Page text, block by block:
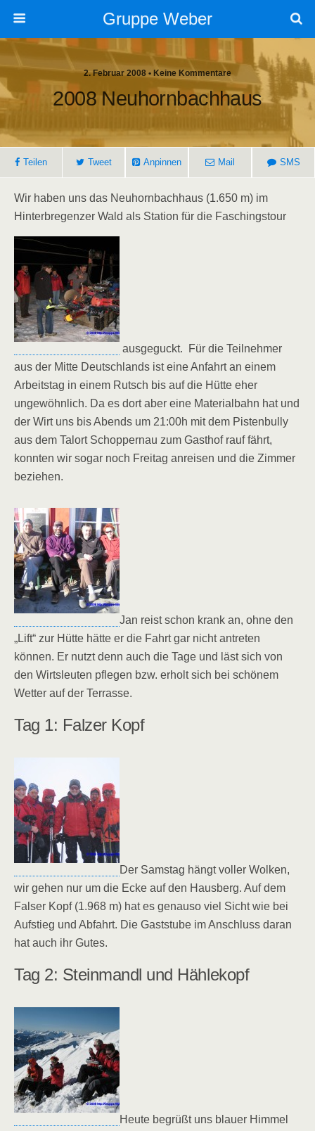
Gruppe Weber
2. Februar 2008 • Keine Kommentare
2008 Neuhornbachhaus
Teilen Tweet Anpinnen Mail SMS
Wir haben uns das Neuhornbachhaus (1.650 m) im
Hinterbregenzer Wald als Station für die Faschingstour
ausgeguckt. Für die Teilnehmer
aus der Mitte Deutschlands ist eine Anfahrt an einem
Arbeitstag in einem Rutsch bis auf die Hütte eher
ungewöhnlich. Da es dort aber eine Materialbahn hat und
der Wirt uns bis Abends um 21:00h mit dem Pistenbully
aus dem Talort Schoppernau zum Gasthof rauf fährt,
konnten wir sogar noch Freitag anreisen und die Zimmer
beziehen.
Jan reist schon krank an, ohne den
„Lift“ zur Hütte hätte er die Fahrt gar nicht antreten
können. Er nutzt denn auch die Tage und läst sich von
den Wirtsleuten pflegen bzw. erholt sich bei schönem
Wetter auf der Terrasse.
Tag 1: Falzer Kopf
Der Samstag hängt voller Wolken,
wir gehen nur um die Ecke auf den Hausberg. Auf dem
Falser Kopf (1.968 m) hat es genauso viel Sicht wie bei
Aufstieg und Abfahrt. Die Gaststube im Anschluss daran
hat auch ihr Gutes.
Tag 2: Steinmandl und Hählekopf
Heute begrüßt uns blauer Himmel